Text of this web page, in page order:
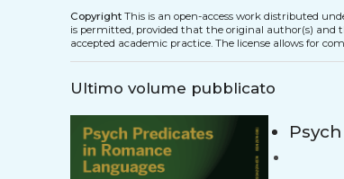
Copyright This is an open-access work distributed
is permitted, provided that the original author(s) and
accepted academic practice. The license allows for
Ultimo volume pubblicato